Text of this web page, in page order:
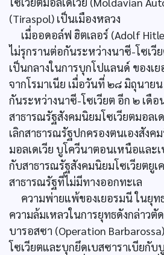
(Tiraspol) เป็นเมืองหลวง
เมื่ออดอล์ฟ ฮิตเลอร์ (Adolf
ไม่รุกรานต่อกันระหว่างนาซี-โซเวี
เป็นกลางในการบุกโปแลนด์ ของเ
จากโรมาเนีย เมื่อวันที่ ๒๘ มิถุนา
กันระหว่างนาซี-โซเวียต อีก ๒ เดื
สาธารณรัฐสังคมนิยมโซเวียตมอล
เลิกสาธารณรัฐปกครองตนเองสัง
มอลเดเวีย บูโควีนาตอนเหนือแล
กับสาธารณรัฐสังคมนิยมโซเวียตยูเ
สาธารณรัฐที่ไม่มีทางออกทะเล
ความพ่ายแพ้ของเยอรมนี ในยุท
ความล้มเหลวในการยุทธดังกล่าว
บารอสซา (Operation
โซเวียตและบุกยึดเบสซาราเบีย